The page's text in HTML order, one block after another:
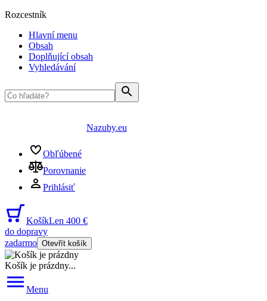
Rozcestník
Hlavní menu
Obsah
Doplňující obsah
Vyhledávání
Nazuby.eu
Obľúbené
Porovnanie
Prihlásiť
KošíkLen 400 €
do dopravy
zadarmo Otevřít košík
Košík je prázdny...
Menu